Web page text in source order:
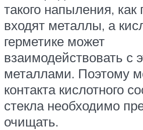
такого напыления, как
входят металлы, а
герметике может
взаимодействовать с
металлами. Поэтому
контакта кислотного
стекла необходимо
очищать.